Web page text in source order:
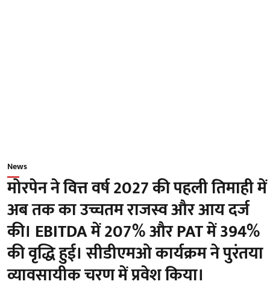
News
मोरपेन ने वित्त वर्ष 2027 की पहली तिमाही में
अब तक का उच्चतम राजस्व और आय दर्ज
की। EBITDA में 207% और PAT में 394%
की वृद्धि हुई। सीडीएमओ कार्यक्रम ने पुरंतया
व्यावसायीक चरण में प्रवेश किया।